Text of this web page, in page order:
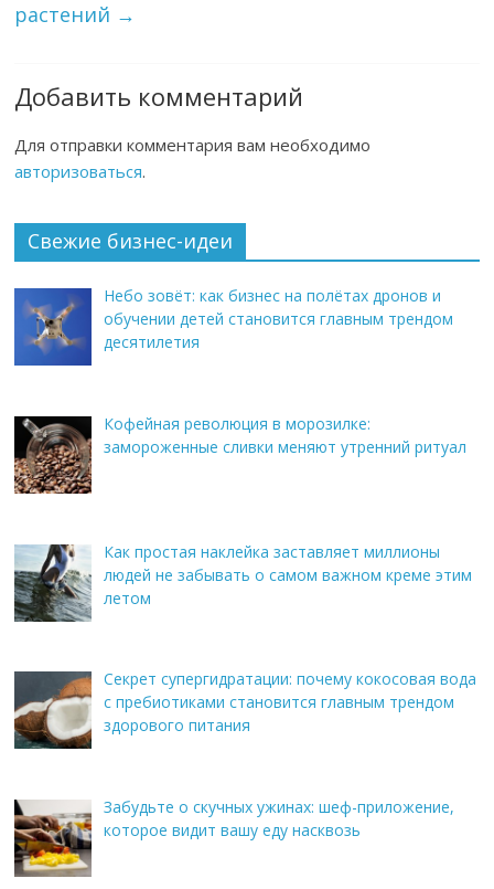
растений →
Добавить комментарий
Для отправки комментария вам необходимо
авторизоваться.
Свежие бизнес-идеи
Небо зовёт: как бизнес на полётах дронов и
обучении детей становится главным трендом
десятилетия
Кофейная революция в морозилке:
замороженные сливки меняют утренний ритуал
Как простая наклейка заставляет миллионы
людей не забывать о самом важном креме этим
летом
Секрет супергидратации: почему кокосовая вода
с пребиотиками становится главным трендом
здорового питания
Забудьте о скучных ужинах: шеф-приложение,
которое видит вашу еду насквозь